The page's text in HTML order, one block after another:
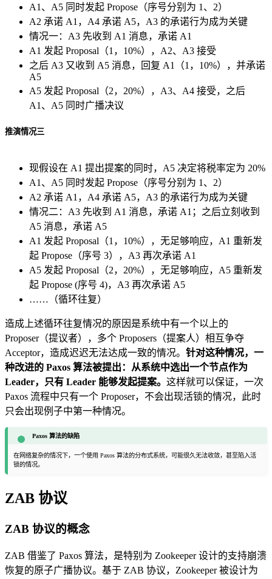
A1、A5 同时发起 Propose（序号分别为 1、2）
A2 承诺 A1，A4 承诺 A5，A3 的承诺行为成为关键
情况一：A3 先收到 A1 消息，承诺 A1
A1 发起 Proposal（1，10%），A2、A3 接受
之后 A3 又收到 A5 消息，回复 A1（1，10%），并承诺
A5
A5 发起 Proposal（2，20%），A3、A4 接受，之后
A1、A5 同时广播决议
推演情况三
现假设在 A1 提出提案的同时，A5 决定将税率定为 20%
A1、A5 同时发起 Propose（序号分别为 1、2）
A2 承诺 A1，A4 承诺 A5，A3 的承诺行为成为关键
情况二：A3 先收到 A1 消息，承诺 A1；之后立刻收到
A5 消息，承诺 A5
A1 发起 Proposal（1，10%），无足够响应，A1 重新发
起 Propose（序号 3），A3 再次承诺 A1
A5 发起 Proposal（2，20%），无足够响应，A5 重新发
起 Propose (序号 4)，A3 再次承诺 A5
……（循环往复）
造成上述循环往复情况的原因是系统中有一个以上的
Proposer（提议者），多个 Proposers（提案人）相互争夺
Acceptor，造成迟迟无法达成一致的情况。 针对这种情况，一
种改进的 Paxos 算法被提出：从系统中选出一个节点作为
Leader，只有 Leader 能够发起提案。 这样就可以保证，一次
Paxos 流程中只有一个 Proposer，不会出现活锁的情况，此时
只会出现例子中第一种情况。
Paxos 算法的缺陷
在网络复杂的情况下，一个使用 Paxos 算法的分布式系统，可能很久无法收敛，甚至陷入活
锁的情况。
ZAB 协议
ZAB 协议的概念
ZAB 借鉴了 Paxos 算法，是特别为 Zookeeper 设计的支持崩溃
恢复的原子广播协议。基于 ZAB 协议，Zookeeper 被设计为